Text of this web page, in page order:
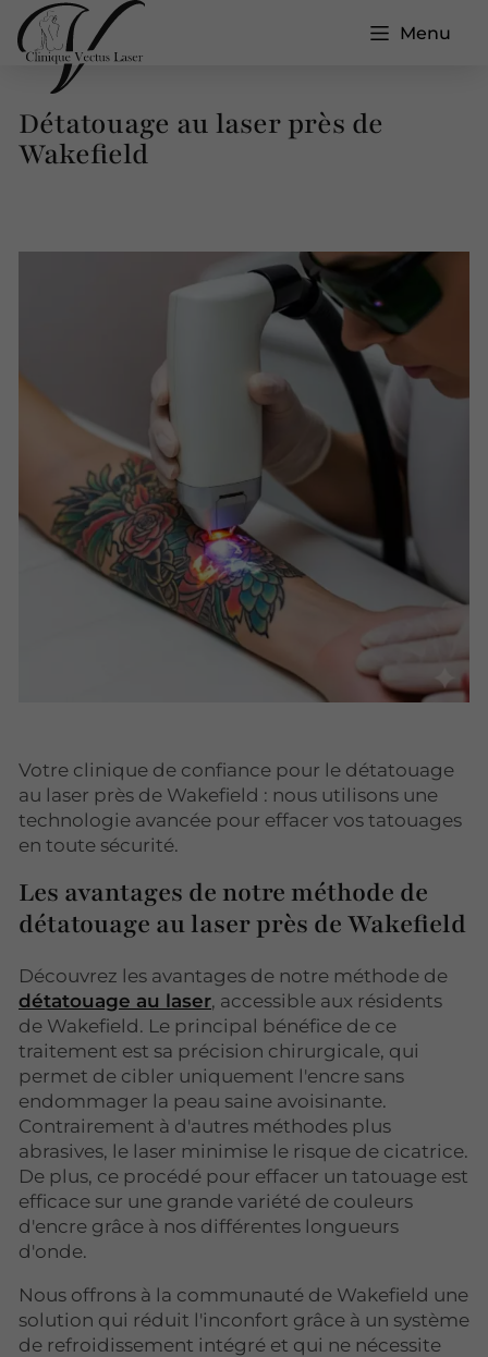
Menu
Détatouage au laser près de
Wakefield
Votre clinique de confiance pour le détatouage
au laser près de Wakefield : nous utilisons une
technologie avancée pour effacer vos tatouages
en toute sécurité.
Les avantages de notre méthode de
détatouage au laser près de Wakefield
Découvrez les avantages de notre méthode de
détatouage au laser, accessible aux résidents
de Wakefield. Le principal bénéfice de ce
traitement est sa précision chirurgicale, qui
permet de cibler uniquement l'encre sans
endommager la peau saine avoisinante.
Contrairement à d'autres méthodes plus
abrasives, le laser minimise le risque de cicatrice.
De plus, ce procédé pour effacer un tatouage est
efficace sur une grande variété de couleurs
d'encre grâce à nos différentes longueurs
d'onde.
Nous offrons à la communauté de Wakefield une
solution qui réduit l'inconfort grâce à un système
de refroidissement intégré et qui ne nécessite